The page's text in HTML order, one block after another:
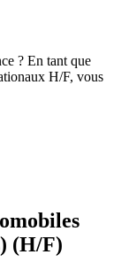
? En tant que
H/F, vous
(H/F)